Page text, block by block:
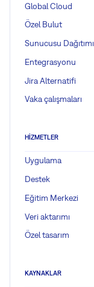
Global Cloud
Özel Bulut
Sunucusu Dağıtımı
Entegrasyonu
Jira Alternatifi
Vaka çalışmaları
HIZMETLER
Uygulama
Destek
Eğitim Merkezi
Veri aktarımı
Özel tasarım
KAYNAKLAR